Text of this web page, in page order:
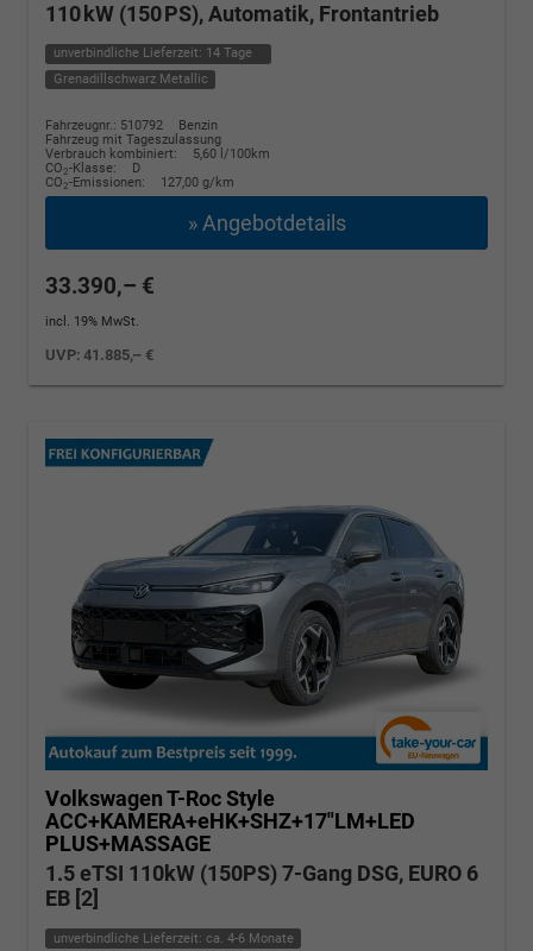
110 kW (150 PS), Automatik, Frontantrieb
unverbindliche Lieferzeit: 14 Tage
Grenadillschwarz Metallic
Fahrzeugnr.: 510792
Benzin
Fahrzeug mit Tageszulassung
Verbrauch kombiniert:
5,60 l/100km
CO2-Klasse:
D
CO2-Emissionen: 127,00 g/km
» Angebotdetails
33.390,– €
incl. 19% MwSt.
UVP:41.885,– €
Volkswagen T-RocStyle
ACC+KAMERA+eHK+SHZ+17"LM+LED
PLUS+MASSAGE
1.5 eTSI 110kW (150PS) 7-Gang DSG, EURO 6
EB [2]
unverbindliche Lieferzeit: ca. 4-6 Monate